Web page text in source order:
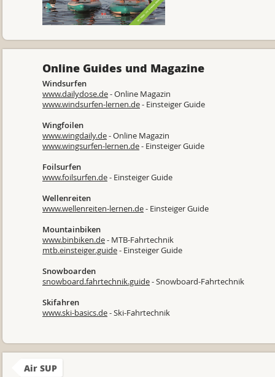
Online Guides und Magazine
Windsurfen
www.dailydose.de- Online Magazin
www.windsurfen-lernen.de- Einsteiger Guide
Wingfoilen
www.wingdaily.de- Online Magazin
www.wingsurfen-lernen.de- Einsteiger Guide
Foilsurfen
www.foilsurfen.de- Einsteiger Guide
Wellenreiten
www.wellenreiten-lernen.de- Einsteiger Guide
Mountainbiken
www.binbiken.de- MTB-Fahrtechnik
mtb.einsteiger.guide- Einsteiger Guide
Snowboarden
snowboard.fahrtechnik.guide- Snowboard-Fahrtechnik
Skifahren
www.ski-basics.de- Ski-Fahrtechnik
Air SUP